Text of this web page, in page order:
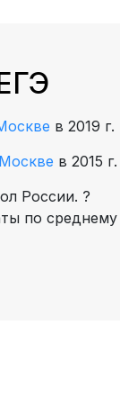
в 2019 г.
в 2015 г.
России. ?
по